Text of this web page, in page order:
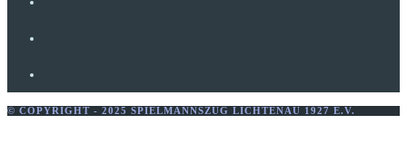
© COPYRIGHT - 2025 SPIELMANNSZUG LICHTENAU 1927 E.V.